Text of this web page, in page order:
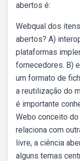
abertos é:
Webqual dos
abertos? A)
plataformas
fornecedores. B)
um formato de
a reutilização do
é importante
Webo conceito
relaciona com
livre, a ciência
alguns temas